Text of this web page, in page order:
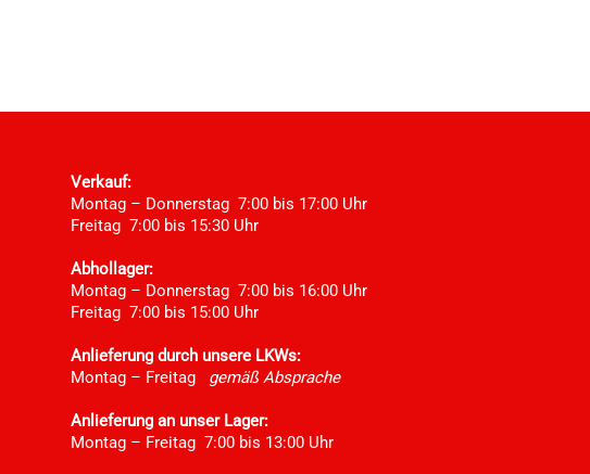
Verkauf:
Montag – Donnerstag 7:00 bis 17:00 Uhr
Freitag 7:00 bis 15:30 Uhr
Abhollager:
Montag – Donnerstag 7:00 bis 16:00 Uhr
Freitag 7:00 bis 15:00 Uhr
Anlieferung durch unsere LKWs:
Montag – Freitag gemäß Absprache
Anlieferung an unser Lager:
Montag – Freitag 7:00 bis 13:00 Uhr